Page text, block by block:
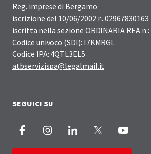
Reg. imprese di Bergamo
iscrizione del 10/06/2002 n. 02967830163
iscritta nella sezione ORDINARIA REA n.:
Codice univoco (SDI): I7KMRGL
Codice IPA: 4QTL3EL5
atbservizispa@legalmail.it
SEGUICI SU
Facebook InstagramLinkedIn